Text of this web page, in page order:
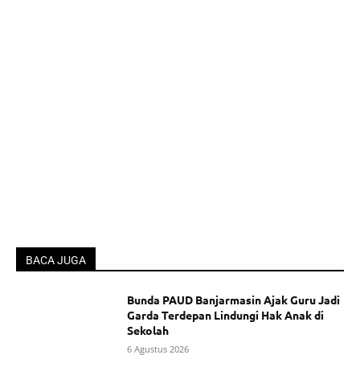
BACA JUGA
Bunda PAUD Banjarmasin Ajak Guru Jadi
Garda Terdepan Lindungi Hak Anak di
Sekolah
6 Agustus 2026